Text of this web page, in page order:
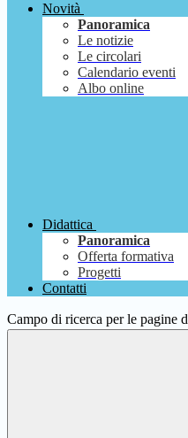
Novità
Panoramica
Le notizie
Le circolari
Calendario eventi
Albo online
Didattica
Panoramica
Offerta formativa
Progetti
Contatti
Campo di ricerca per le pagine